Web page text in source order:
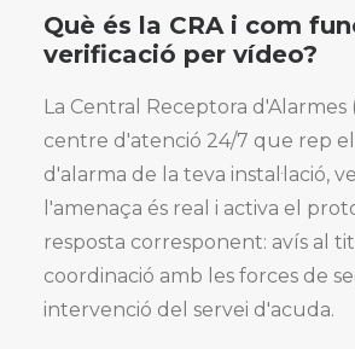
Què és la CRA i com
verificació per vídeo?
La Central Receptora d'Alarmes
centre d'atenció 24/7 que rep
d'alarma de la teva instal·lació,
l'amenaça és real i activa el
resposta corresponent: avís al
coordinació amb les forces de
intervenció del servei d'acuda.